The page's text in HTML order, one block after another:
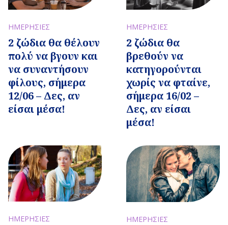
ΗΜΕΡΗΣΙΕΣ
2 ζώδια θα θέλουν
πολύ να βγουν και
να συναντήσουν
φίλους, σήμερα
12/06 – Δες, αν
είσαι μέσα!
ΗΜΕΡΗΣΙΕΣ
2 ζώδια θα
βρεθούν να
κατηγορούνται
χωρίς να φταίνε,
σήμερα 16/02 –
Δες, αν είσαι
μέσα!
ΗΜΕΡΗΣΙΕΣ ΗΜΕΡΗΣΙΕΣ